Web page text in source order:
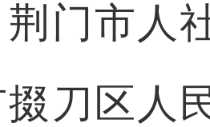
门市人
掇刀区人